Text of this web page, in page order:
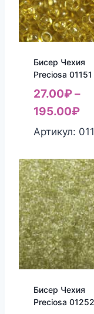
Бисер Чехия
Preciosa 01151
27.00₽–
195.00₽
Артикул:
Бисер Чехия
Preciosa 01252